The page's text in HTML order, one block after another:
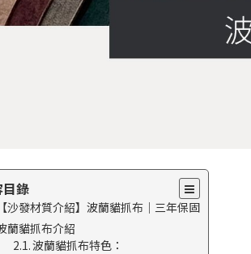
目錄
【沙發材質介紹】波蘭貓抓布｜三年保固
蘭貓抓布介紹
波蘭貓抓布特色：